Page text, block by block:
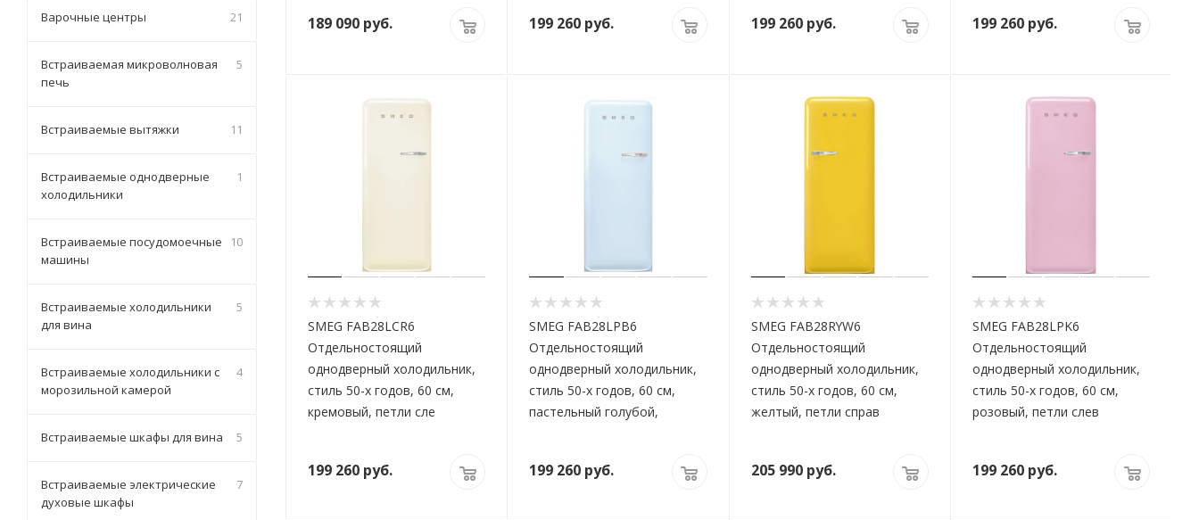
189 090 руб. 199 260 руб. 199 260руб. 199 260руб.
SMEG FAB28LCR6
Отдельностоящий
однодверный холодильник,
стиль 50-х годов, 60 см,
кремовый, петли сле
199 260 руб.
SMEG FAB28LPB6
Отдельностоящий
однодверный холодильник,
стиль 50-х годов, 60 см,
пастельный голубой,
199 260 руб.
SMEG FAB28RYW6
Отдельностоящий
однодверный холодильник,
стиль 50-х годов, 60 см,
желтый, петли справ
205 990руб.
SMEG FAB28LPK6
Отдельностоящий
однодверный холодильник,
стиль 50-х годов, 60 см,
розовый, петли слев
199 260руб.
Варочные центры 21
Встраиваемая микроволновая
печь
5
Встраиваемые вытяжки 11
Встраиваемые однодверные
холодильники
1
Встраиваемые посудомоечные
машины
10
Встраиваемые холодильники
для вина
5
Встраиваемые холодильники с
морозильной камерой
4
Встраиваемые шкафы для вина 5
Встраиваемые электрические
духовые шкафы
7